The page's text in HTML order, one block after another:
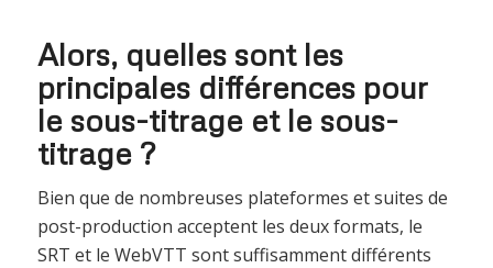
Alors, quelles sont les
principales différences pour
le sous-titrage et le sous-
titrage ?
Bien que de nombreuses plateformes et suites de
post-production acceptent les deux formats, le
SRT et le WebVTT sont suffisamment différents